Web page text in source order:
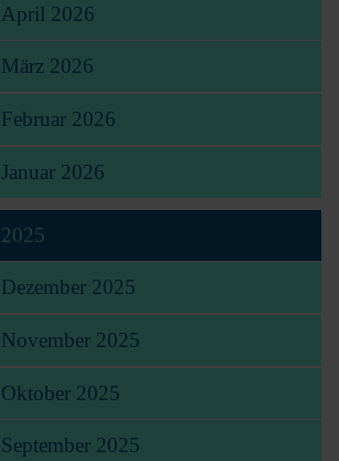
April 2026
März 2026
Februar 2026
Januar 2026
2025
Dezember 2025
November 2025
Oktober 2025
September 2025